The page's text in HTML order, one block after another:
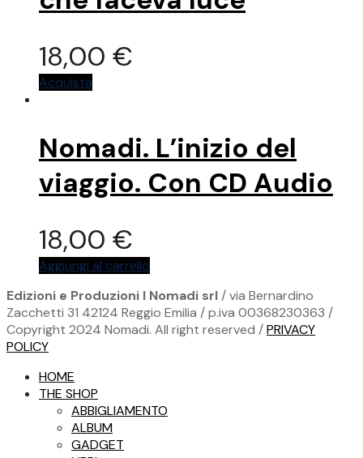
18,00 €
Acquista
Nomadi. L’inizio del
viaggio. Con CD Audio
18,00 €
Aggiungi al carrello
Edizioni e Produzioni I Nomadi srl/ via Bernardino
Zacchetti 31 42124 Reggio Emilia / p.iva 00368230363 /
Copyright 2024 Nomadi. All right reserved /PRIVACY
POLICY
HOME
THE SHOP
ABBIGLIAMENTO
ALBUM
GADGET